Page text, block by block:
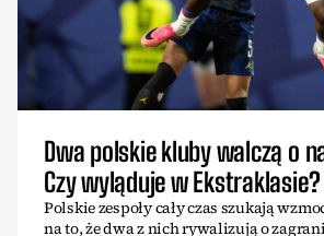
Dwa polskie kluby walczą o
Czy wyląduje w Ekstraklasie?
Polskie zespoły cały czas szukają
na to, że dwa z nich rywalizują o